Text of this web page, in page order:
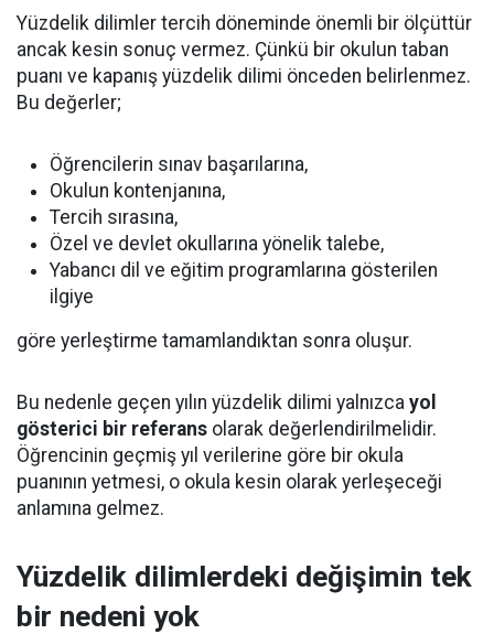
Yüzdelik dilimler tercih döneminde önemli bir ölçüttür
ancak kesin sonuç vermez. Çünkü bir okulun taban
puanı ve kapanış yüzdelik dilimi önceden belirlenmez.
Bu değerler;
Öğrencilerin sınav başarılarına,
Okulun kontenjanına,
Tercih sırasına,
Özel ve devlet okullarına yönelik talebe,
Yabancı dil ve eğitim programlarına gösterilen
ilgiye
göre yerleştirme tamamlandıktan sonra oluşur.
Bu nedenle geçen yılın yüzdelik dilimi yalnızca yol
gösterici bir referans olarak değerlendirilmelidir.
Öğrencinin geçmiş yıl verilerine göre bir okula
puanının yetmesi, o okula kesin olarak yerleşeceği
anlamına gelmez.
Yüzdelik dilimlerdeki değişimin tek
bir nedeni yok